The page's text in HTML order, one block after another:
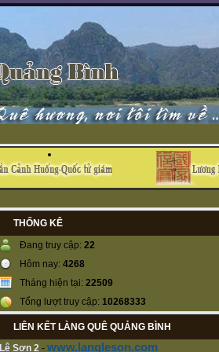
THỐNG KÊ
Đang truy cập: 22
Hôm nay: 4268
Tháng hiện tại: 22509
Tổng lượt truy cập: 10268333
LIÊN KẾT LÀNG QUÊ QUẢNG BÌNH
Lệ Sơn 2 - www.langleson.com